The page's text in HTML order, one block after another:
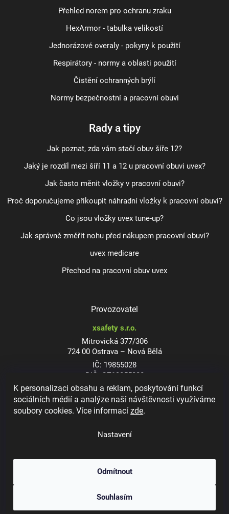
K personalizaci obsahu a reklam, poskytování funkcí
sociálních médií a analýze naší návštěvnosti využíváme
soubory cookies. Více informacízde.
Nastavení
Odmítnout
Souhlasím
Přehled norem pro ochranu zraku
HexArmor - tabulka velikostí
Jednorázové overaly - pokyny k použití
Respirátory - normy a oblasti použití
Čistění ochranných brýlí
Normy bezpečnostní a pracovní obuvi
Rady a tipy
Jak poznat, zda vám stačí obuv šíře 12?
Jaký je rozdíl mezi šíří 11 a 12 u pracovní obuvi uvex?
Jak často měnit vložky v pracovní obuvi?
Proč doporučujeme přikoupit náhradní vložky k pracovní obuvi?
Co jsou vložky uvex tune-up?
Jak správně změřit nohu před nákupem pracovní obuvi?
uvex medicare
Přechod na pracovní obuv uvex
Provozovatel
xsafety s.r.o.
Mitrovická 377/306
724 00 Ostrava – Nová Bělá
IČ: 19855028
DIČ: CZ19855028
Dioptrické ochranné brýle
. Všechna práva vyhrazena.